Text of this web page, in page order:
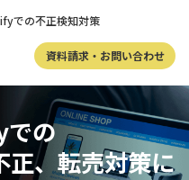
での不正検知対策
資料請求・お問い合わせ
の
正、転売対策に